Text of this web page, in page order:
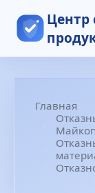
Центр
Главная